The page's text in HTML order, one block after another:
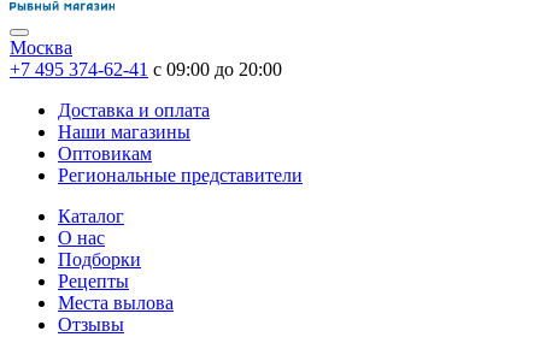
Москва
+7 495 374-62-41 c 09:00 до 20:00
Доставка и оплата
Наши магазины
Оптовикам
Региональные представители
Каталог
О нас
Подборки
Рецепты
Места вылова
Отзывы